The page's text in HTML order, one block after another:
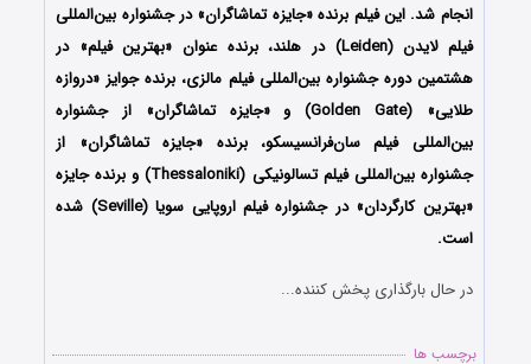
انجام شد. این فیلم برنده «جایزه تماشاگران» در جشنواره بین‌المللی
فیلم لایدن (Leiden) در هلند، برنده عنوان «بهترین فیلم» در
هشتمین دوره جشنواره بین‌المللی فیلم مالزی، برنده جوایز «دروازه
طلایی» (Golden Gate) و «جایزه تماشاگران» از جشنواره
بین‌المللی فیلم سان‌فرانسیسکو، برنده «جایزه تماشاگران» از
جشنواره بین‌المللی فیلم تسالونیکی (Thessaloniki) و برنده جایزه
«بهترین کارگردان» در جشنواره فیلم اروپایی سویا (Seville) شده
است.
در حال بارگذاری پخش کننده...
برچسب ها